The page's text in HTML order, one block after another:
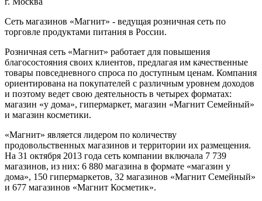
Сеть магазинов «Магнит» - ведущая розничная сеть по
торговле продуктами питания в России.
Розничная сеть «Магнит» работает для повышения
благосостояния своих клиентов, предлагая им качественные
товары повседневного спроса по доступным ценам. Компания
ориентирована на покупателей с различным уровнем доходов
и поэтому ведет свою деятельность в четырех форматах:
магазин «у дома», гипермаркет, магазин «Магнит Семейный»
и магазин косметики.
«Магнит» является лидером по количеству
продовольственных магазинов и территории их размещения.
На 31 октября 2013 года сеть компании включала 7 739
магазинов, из них: 6 880 магазина в формате «магазин у
дома», 150 гипермаркетов, 32 магазинов «Магнит Семейный»
и 677 магазинов «Магнит Косметик».